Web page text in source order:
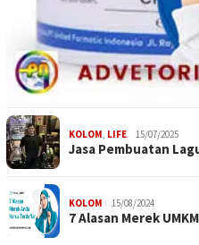
KOLOM, LIFE 15/07/2025
Jasa Pembuatan
KOLOM 15/08/2024
7 Alasan Merek